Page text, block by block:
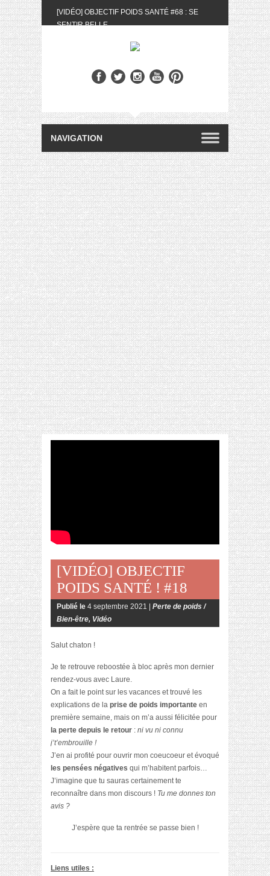
[VIDÉO] OBJECTIF POIDS SANTÉ #68 : SE
SENTIR BELLE
BIOTYFULL BOX DU MOIS DE MAI 2024 FEAT.
[VIDÉO] QUITOQUE #10 : MEAL PREP &
CONVIVIALITÉ
[VIDÉO] UNBOXING : LES MY LITTLE &
BIOTYFULL BOX DU MOIS D’AVRIL 2024
FEAT. AKILA
[VIDÉO] OBJECTIF POIDS SANTÉ #67 : L’AVIS
DES AUTRES, CE N’EST QUE LA VIE DES
AUTRES
[VIDÉO] UNBOXING : LES MY LITTLE &
BIOTYFULL BOX DES MOIS DE FÉVRIER ET
MARS 2024 FEAT. AKILA
[VIDÉO] LA SÉLECTION DU MOIS
#JANVIER2024
[VIDÉO] HELLOFRESH #34 : IDÉES
RECETTES RISOTTO
[VIDÉO] OBJECTIF
POIDS SANTÉ ! #18
Publié le 4 septembre 2021 | Perte de poids /
Bien-être, Vidéo
Salut chaton !
Je te retrouve reboostée à bloc après mon dernier
rendez-vous avec Laure.
On a fait le point sur les vacances et trouvé les
explications de la prise de poids importante en
première semaine, mais on m’a aussi félicitée pour
la perte depuis le retour : ni vu ni connu
j’t’embrouille !
J’en ai profité pour ouvrir mon coeucoeur et évoqué
les pensées négatives qui m’habitent parfois…
J’imagine que tu sauras certainement te
reconnaître dans mon discours ! Tu me donnes ton
avis ?
J’espère que ta rentrée se passe bien !
Liens utiles :